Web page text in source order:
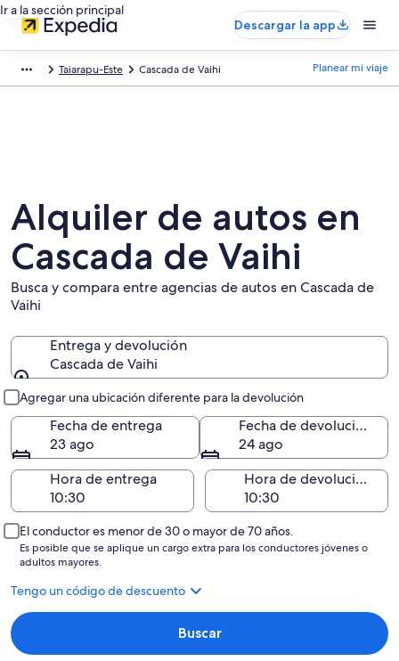
Ir a la sección principal
Descargar la app
Taiarapu-Este Cascada de Vaihi Planear mi viaje
Alquiler de autos en
Cascada de Vaihi
Busca y compara entre agencias de autos en Cascada de
Vaihi
Entrega y devolución
Cascada de Vaihi
Agregar una ubicación diferente para la devolución
Fecha de entrega
23 ago
Fecha de devolución
24 ago
Hora de entrega
Hora de devolución
El conductor es menor de 30 o mayor de 70 años.
Es posible que se aplique un cargo extra para los conductores jóvenes o
adultos mayores.
Tengo un código de descuento
Buscar